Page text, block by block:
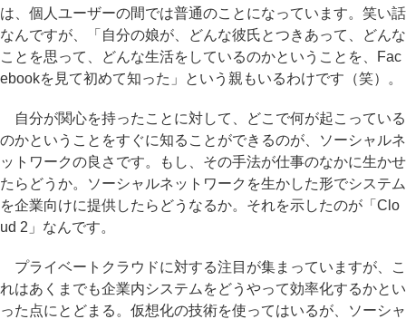
は、個人ユーザーの間では普通のことになっています。笑い話
なんですが、「自分の娘が、どんな彼氏とつきあって、どんな
ことを思って、どんな生活をしているのかということを、Fac
ebookを見て初めて知った」という親もいるわけです（笑）。
自分が関心を持ったことに対して、どこで何が起こっている
のかということをすぐに知ることができるのが、ソーシャルネ
ットワークの良さです。もし、その手法が仕事のなかに生かせ
たらどうか。ソーシャルネットワークを生かした形でシステム
を企業向けに提供したらどうなるか。それを示したのが「Clo
ud 2」なんです。
プライベートクラウドに対する注目が集まっていますが、こ
れはあくまでも企業内システムをどうやって効率化するかとい
った点にとどまる。仮想化の技術を使ってはいるが、ソーシャ